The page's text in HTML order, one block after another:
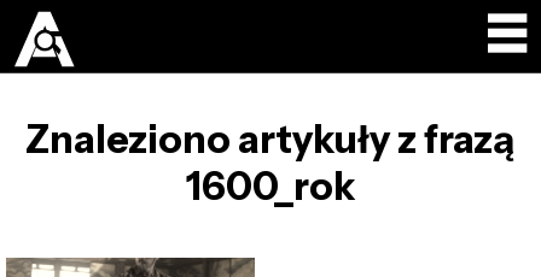
Znaleziono artykuły z frazą
1600_rok